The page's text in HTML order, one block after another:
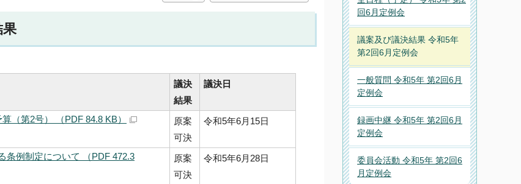
果
議決
結果
議決日
（第2号） （PDF 84.8 KB）
原案
可決
令和5年6月15日
条例制定について （PDF 472.3
原案
可決
令和5年6月28日
回6月定例会
議案及び議決結果 令和5年
第2回6月定例会
一般質問 令和5年 第2回6月
定例会
録画中継 令和5年 第2回6月
定例会
委員会活動 令和5年 第2回6
月定例会